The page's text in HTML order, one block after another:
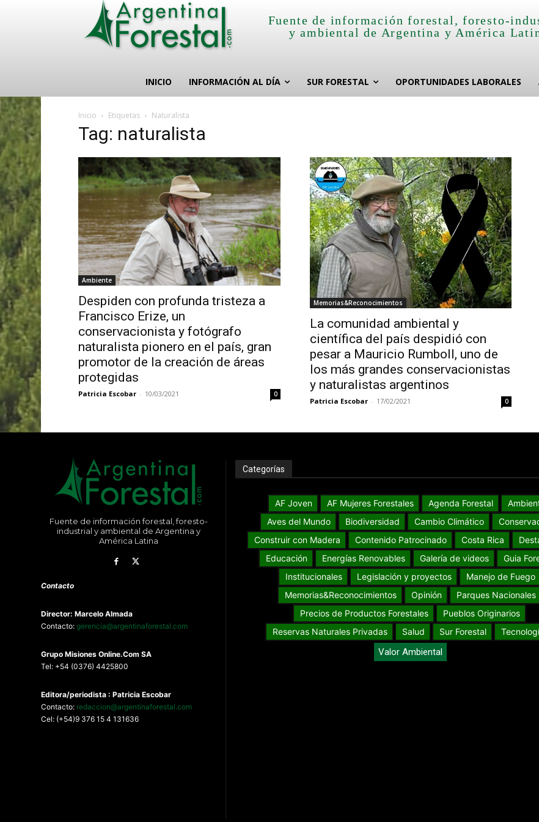
Fuente de información forestal, foresto-
y ambiental de Argentina y América
INICIO INFORMACIÓN AL DÍA SUR FORESTAL OPORTUNIDADES LABORALES
Inicio Etiquetas Naturalista
Tag: naturalista
Ambiente
Despiden con profunda tristeza a
Francisco Erize, un
conservacionista y fotógrafo
naturalista pionero en el país, gran
promotor de la creación de áreas
protegidas
Patricia Escobar - 10/03/2021 0
Memorias&Reconocimientos
La comunidad ambiental y
científica del país despidió con
pesar a Mauricio Rumboll, uno de
los más grandes conservacionistas
y naturalistas argentinos
Patricia Escobar - 17/02/2021 0
Fuente de información forestal, foresto-
industrial y ambiental de Argentina y
América Latina
Contacto
Director: Marcelo Almada
Contacto: gerencia@argentinaforestal.com
Grupo MisionesOnline.Com SA
Tel: +54 (0376) 4425800
Editora/periodista : Patricia Escobar
Contacto: redaccion@argentinaforestal.com
Cel: (+54)9 376 15 4 131636
Categorías
AF Joven AF Mujeres Forestales Agenda Forestal
Aves del Mundo
Biodiversidad Cambio Climático
Construir con Madera
Contenido Patrocinado Costa Rica
Educación
Energías Renovables Galería de videos
Guia
Institucionales
Legislación y proyectos
Manejo de Fuego
Memorias&Reconocimientos
Opinión
Parques Nacionales
Precios de Productos Forestales
Pueblos Originarios
Reservas Naturales Privadas
Salud Sur Forestal
Valor Ambiental